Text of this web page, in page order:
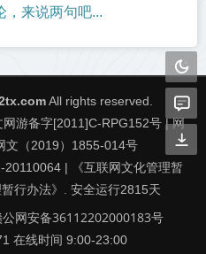
，来说两句吧...
All rights reserved.
游备字[2011]C-RPG152号 | 网
文（2019）1855-014号
| 《互联网文化管理暂
行办法》. 安全运行2815天
公网安备36112202000183号
在线时间 9:00-23:00